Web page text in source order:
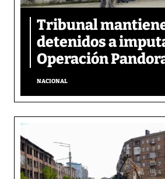
Tribunal
detenidos a
Operación
NACIONAL